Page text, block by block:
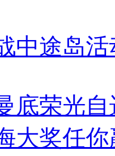
中途岛
底荣光
大奖任